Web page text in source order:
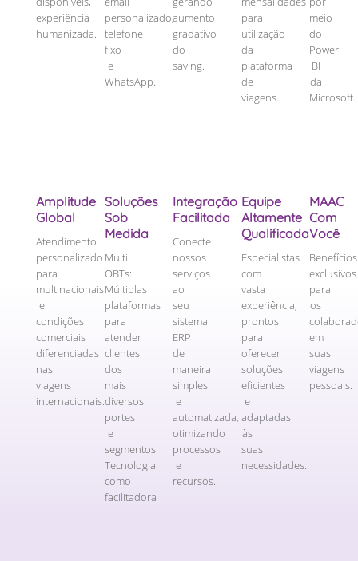
experiência
humanizada.
personalizado,
telefone
fixo
e
WhatsApp.
aumento
gradativo
do
saving.
para
utilização
da
plataforma
de
viagens.
meio
do
Power
BI
da
Microsoft.
Amplitude
Global
Atendimento
personalizado
para
multinacionais
e
condições
comerciais
diferenciadas
nas
viagens
internacionais.
Soluções
Sob
Medida
Multi
OBTs:
Múltiplas
plataformas
para
atender
clientes
dos
mais
diversos
portes
e
segmentos.
Tecnologia
como
facilitadora
Integração
Facilitada
Conecte
nossos
serviços
ao
seu
sistema
ERP
de
maneira
simples
e
automatizada,
otimizando
processos
e
recursos.
Equipe
Altamente
Qualificada
Especialistas
com
vasta
experiência,
prontos
para
oferecer
soluções
eficientes
e
adaptadas
às
suas
necessidades.
MAAC
Com
Você
Benefícios
exclusivos
para
os
em
suas
viagens
pessoais.